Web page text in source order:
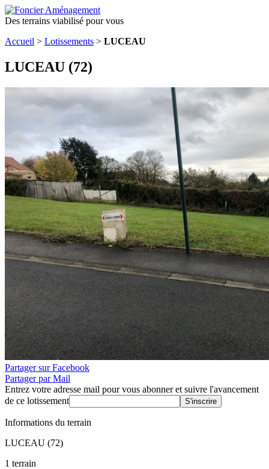
Des terrains viabilisé pour vous
Accueil > Lotissements > LUCEAU
LUCEAU (72)
Partager sur Facebook
Partager par Mail
Entrez votre adresse mail pour vous abonner et suivre l'avancement
de ce lotissement
S'inscrire
Informations du terrain
LUCEAU (72)
1 terrain